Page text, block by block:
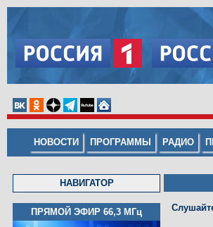
НОВОСТИ ПРОГРАММЫ РАДИО
НАВИГАТОР
ПРЯМОЙ ЭФИР 66,3 МГц